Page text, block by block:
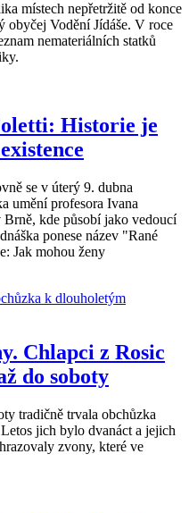
místech nepřetržitě od konce
obyčej Vodění Jídáše. V roce
nemateriálních statků
Historie je
se v úterý 9. dubna
umění profesora Ivana
kde působí jako vedoucí
ponese název "Rané
Jak mohou ženy
Chlapci z Rosic
do soboty
tradičně trvala obchůzka
jich bylo dvanáct a jejich
zvony, které ve